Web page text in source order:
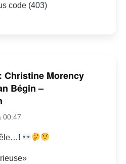
code (403)
Christine Morency
Bégin –
00:47